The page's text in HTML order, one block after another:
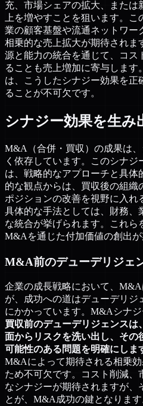
充、市場シェアの拡大、または
上を増やすことを狙います。
業の顧客基盤や流通ネットワー
相乗的な売上拡大が期待されま
源と能力の統合を通じて、コス
ることも売上増加に寄与しま
は、こうしたシナジー効果を正
ることが不可欠です。
シナジー効果を生み
M&A（合併・買収）の成果は
く依存しています。このシナジ
は、戦略的なアプローチと具体
的な観点からは、買収後の組
ポジションの改善を視野に入れ
具体的な手法としては、財務、
な統合が挙げられます。これら
M&Aを通じた付加価値の創出が
M&A前のデューデリジェ
企業の成長戦略において、
が、成功への道はデューデリ
にかかっています。M&Aシナジ
買収前のデューデリジェンスは
面からリスクを洗い出し、その
可能性のある問題を明確にしま
M&Aによって期待される相乗
ため不可欠です。コスト削減、
なシナジーが期待されますが、
とが、M&A成功の鍵となりま